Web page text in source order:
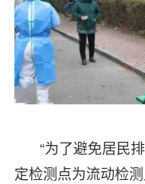
“为了避免居民
定检测点为流动检